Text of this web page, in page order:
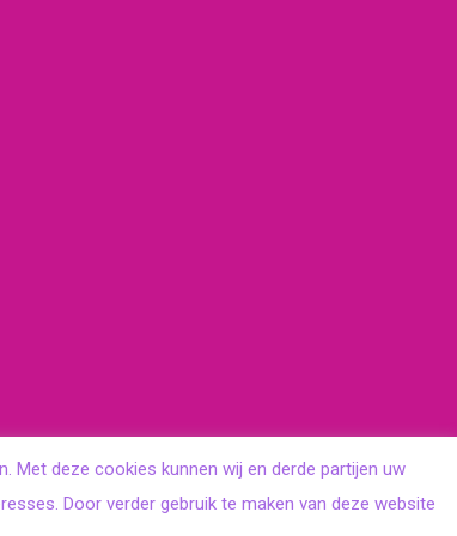
Met deze cookies kunnen wij en derde partijen uw
Door verder gebruik te maken van deze website